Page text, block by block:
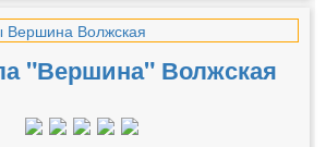
"Вершина" Волжская